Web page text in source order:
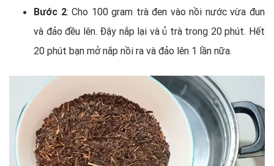
Bước 2: Cho 100 gram trà đen vào nồi nước vừa đun
và đảo đều lên. Đậy nắp lại và ủ trà trong 20 phút. Hết
20 phút bạn mở nắp nồi ra và đảo lên 1 lần nữa.